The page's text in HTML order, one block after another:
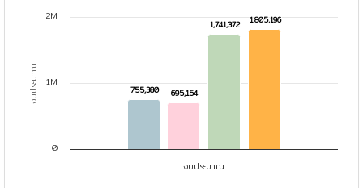
Bar chart with 4 data series.
View as data table, งบประมาณตามไตรมาส
The chart has 1 Y axis displaying งบประมาณ. Data ranges from
งบประมาณ 755,380
755,380 695,154
695,154
1,741,372
1,741,372 1,805,196
1,805,196
งบประมาณ
0
1M
2M